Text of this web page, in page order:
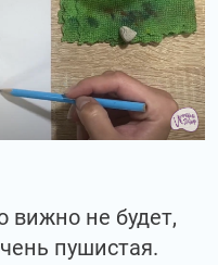
вижно не будет,
пушистая.